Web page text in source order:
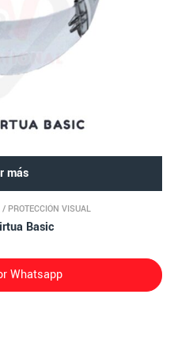
más
/ PROTECCIÓN VISUAL
Basic
Whatsapp